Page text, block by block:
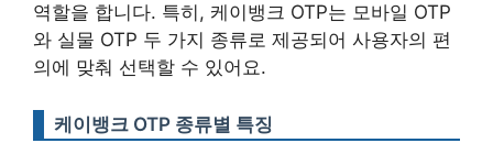
역할을 합니다. 특히, 케이뱅크 OTP는 모바일 OTP
와 실물 OTP 두 가지 종류로 제공되어 사용자의 편
의에 맞춰 선택할 수 있어요.
케이뱅크 OTP 종류별 특징